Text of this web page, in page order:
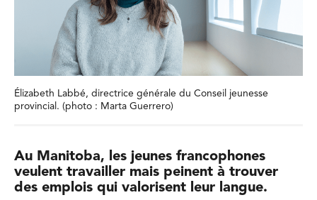
Élizabeth Labbé, directrice générale du Conseil jeunesse
provincial. (photo : Marta Guerrero)
Au Manitoba, les jeunes francophones
veulent travailler mais peinent à trouver
des emplois qui valorisent leur langue.